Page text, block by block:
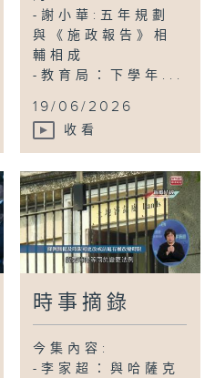
-謝小華:五年規劃
與《施政報告》相
輔相成
-教育局：下學年...
19/06/2026
收看
時事摘錄
今集內容:
-李家超：與哈薩克